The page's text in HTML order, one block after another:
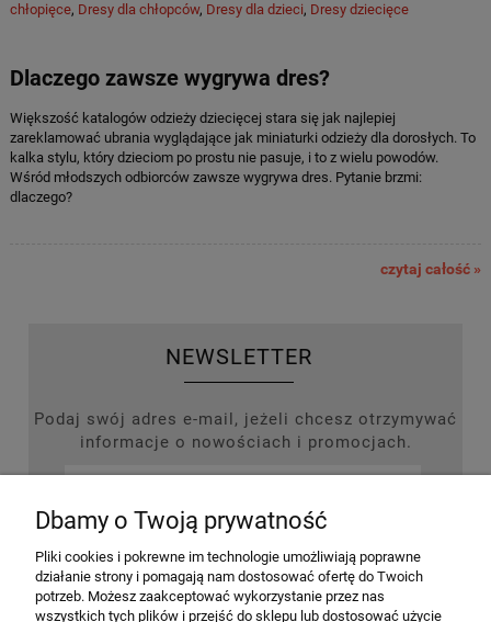
chłopięce, Dresy dla chłopców, Dresy dla dzieci, Dresy dziecięce
Dlaczego zawsze wygrywa dres?
Większość katalogów odzieży dziecięcej stara się jak najlepiej
zareklamować ubrania wyglądające jak miniaturki odzieży dla dorosłych. To
kalka stylu, który dzieciom po prostu nie pasuje, i to z wielu powodów.
Wśród młodszych odbiorców zawsze wygrywa dres. Pytanie brzmi:
dlaczego?
czytaj całość »
NEWSLETTER
Podaj swój adres e-mail, jeżeli chcesz otrzymywać
informacje o nowościach i promocjach.
ZAPISZ SIĘ
Dbamy o Twoją prywatność
Pliki cookies i pokrewne im technologie umożliwiają poprawne
działanie strony i pomagają nam dostosować ofertę do Twoich
potrzeb. Możesz zaakceptować wykorzystanie przez nas
wszystkich tych plików i przejść do sklepu lub dostosować użycie